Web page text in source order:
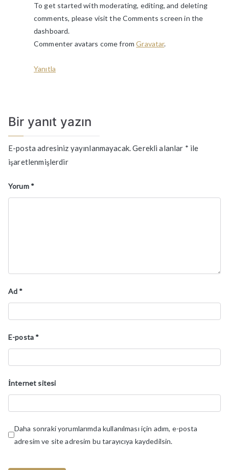
To get started with moderating, editing, and deleting
comments, please visit the Comments screen in the
dashboard.
Commenter avatars come fromGravatar.
Yanıtla
Bir yanıt yazın
E-posta adresiniz yayınlanmayacak.Gerekli alanlar * ile
işaretlenmişlerdir
Yorum *
Ad *
E-posta *
İnternet sitesi
Daha sonraki yorumlarımda kullanılması için adım, e-posta
adresim ve site adresim bu tarayıcıya kaydedilsin.